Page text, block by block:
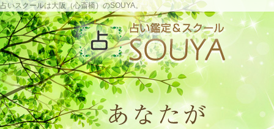
占いスクールは大阪（心斎橋）のSOUYA。